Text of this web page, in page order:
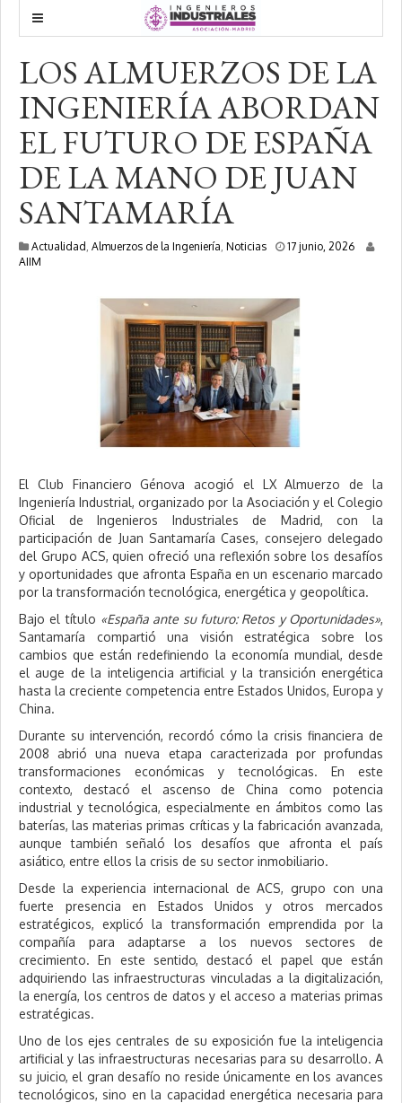
LOS ALMUERZOS DE LA
INGENIERÍA ABORDAN
EL FUTURO DE ESPAÑA
DE LA MANO DE JUAN
SANTAMARÍA
Actualidad , Almuerzos de la Ingeniería, Noticias 17 junio, 20261
AIIM
El Club Financiero Génova acogió el LX Almuerzo de la
Ingeniería Industrial, organizado por la Asociación y el Colegio
Oficial de Ingenieros Industriales de Madrid, con la
participación de Juan Santamaría Cases, consejero delegado
del Grupo ACS, quien ofreció una reflexión sobre los desafíos
y oportunidades que afronta España en un escenario marcado
por la transformación tecnológica, energética y geopolítica.
Bajo el título «España ante su futuro: Retos y Oportunidades»,
Santamaría compartió una visión estratégica sobre los
cambios que están redefiniendo la economía mundial, desde
el auge de la inteligencia artificial y la transición energética
hasta la creciente competencia entre Estados Unidos, Europa y
China.
Durante su intervención, recordó cómo la crisis financiera de
2008 abrió una nueva etapa caracterizada por profundas
transformaciones económicas y tecnológicas. En este
contexto, destacó el ascenso de China como potencia
industrial y tecnológica, especialmente en ámbitos como las
baterías, las materias primas críticas y la fabricación avanzada,
aunque también señaló los desafíos que afronta el país
asiático, entre ellos la crisis de su sector inmobiliario.
Desde la experiencia internacional de ACS, grupo con una
fuerte presencia en Estados Unidos y otros mercados
estratégicos, explicó la transformación emprendida por la
compañía para adaptarse a los nuevos sectores de
crecimiento. En este sentido, destacó el papel que están
adquiriendo las infraestructuras vinculadas a la digitalización,
la energía, los centros de datos y el acceso a materias primas
estratégicas.
Uno de los ejes centrales de su exposición fue la inteligencia
artificial y las infraestructuras necesarias para su desarrollo. A
su juicio, el gran desafío no reside únicamente en los avances
tecnológicos, sino en la capacidad energética necesaria para